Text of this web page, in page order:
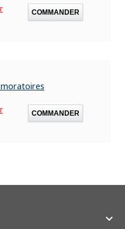
COMMANDER
COMMANDER